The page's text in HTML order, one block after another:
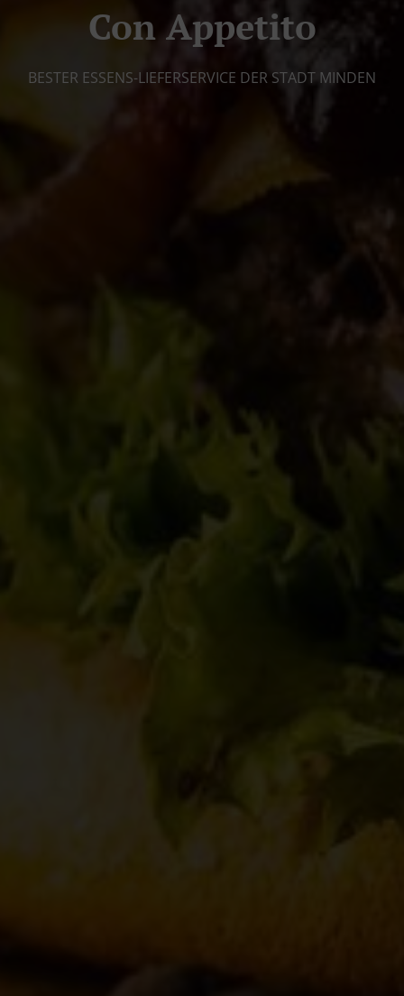
Con Appetito
BESTER ESSENS-LIEFERSERVICE DER STADT MINDEN